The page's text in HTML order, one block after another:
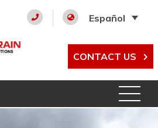
Español
CONTACT US